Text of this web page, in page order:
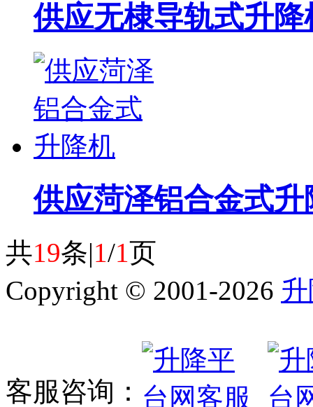
供应无棣导轨式升降
供应菏泽铝合金式升
共19条|1/1页
Copyright © 2001-2026
客服咨询：